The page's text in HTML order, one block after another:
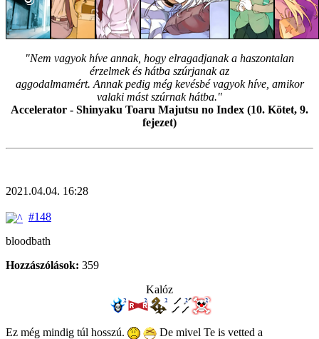
"Nem vagyok híve annak, hogy elragadjanak a haszontalan
érzelmek és hátba szúrjanak az
aggodalmamért. Annak pedig még kevésbé vagyok híve, amikor
valaki mást szúrnak hátba."
Accelerator - Shinyaku Toaru Majutsu no Index (10. Kötet, 9.
fejezet)
2021.04.04. 16:28
#148
bloodbath
Hozzászólások: 359
Kalóz
Ez még mindig túl hosszú.
De mivel Te is vetted a